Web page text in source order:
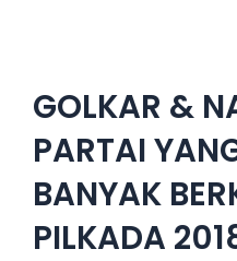
your
verified
user
upload
porn
GOLKAR &
PARTAI
BANYAK
PILKADA